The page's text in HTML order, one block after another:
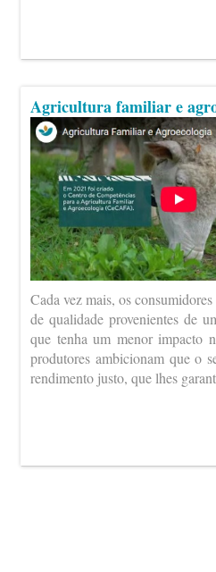
Agricultura familiar e
Cada vez mais, os
de qualidade provenientes de
que tenha um menor impacto
produtores ambicionam que o
rendimento justo, que lhes